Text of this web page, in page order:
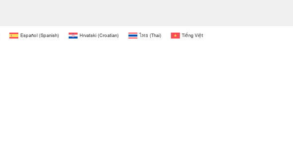
Español(Spanish) Hrvatski(Croatian) ไทย (Thai) Tiếng Việt